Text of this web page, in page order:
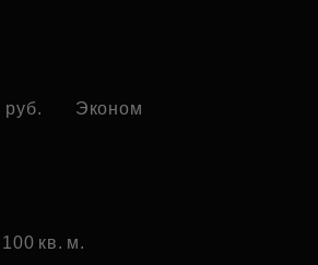
руб. Эконом
100 кв. м.